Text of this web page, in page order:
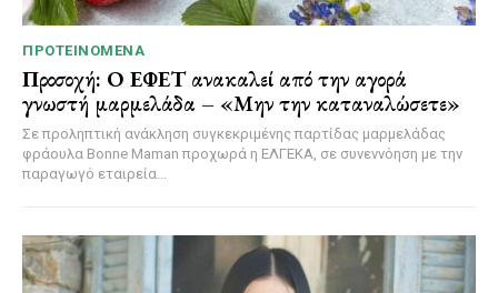
ΠΡΟΤΕΙΝΌΜΕΝΑ
Προσοχή: Ο ΕΦΕΤ ανακαλεί από την αγορά
γνωστή μαρμελάδα – «Μην την καταναλώσετε»
Σε προληπτική ανάκληση συγκεκριμένης παρτίδας μαρμελάδας
φράουλα Bonne Maman προχωρά η ΕΛΓΕΚΑ, σε συνεννόηση με την
παραγωγό εταιρεία...